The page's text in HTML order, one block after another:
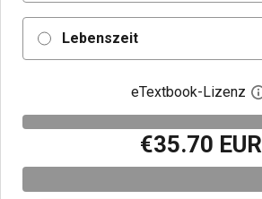
Lebenszeit
eTextbook-Lizenz
€35.70 EUR